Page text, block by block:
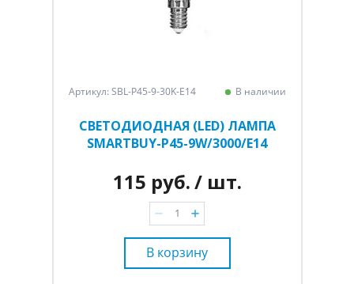
Артикул: SBL-P45-9-30K-E14 В наличии
СВЕТОДИОДНАЯ (LED) ЛАМПА
SMARTBUY-P45-9W/3000/E14
115 руб./ шт.
В корзину